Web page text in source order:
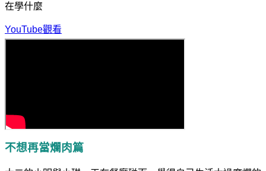
在學什麼
YouTube觀看
不想再當爛肉篇